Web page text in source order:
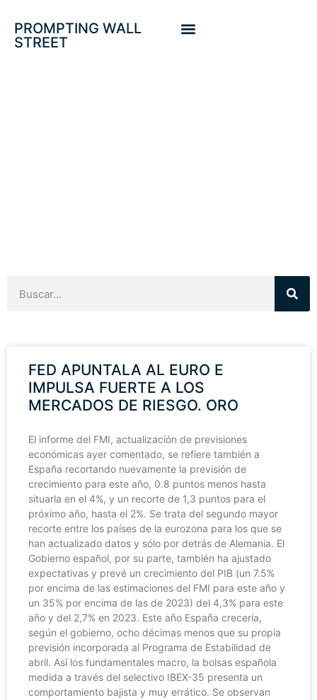
PROMPTING WALL
STREET
FED APUNTALA AL EURO E
IMPULSA FUERTE A LOS
MERCADOS DE RIESGO. ORO
El informe del FMI, actualización de previsiones
económicas ayer comentado, se refiere también a
España recortando nuevamente la previsión de
crecimiento para este año, 0.8 puntos menos hasta
situarla en el 4%, y un recorte de 1,3 puntos para el
próximo año, hasta el 2%. Se trata del segundo mayor
recorte entre los países de la eurozona para los que se
han actualizado datos y sólo por detrás de Alemania. El
Gobierno español, por su parte, también ha ajustado
expectativas y prevé un crecimiento del PIB (un 7.5%
por encima de las estimaciones del FMI para este año y
un 35% por encima de las de 2023) del 4,3% para este
año y del 2,7% en 2023. Este año España crecería,
según el gobierno, ocho décimas menos que su propia
previsión incorporada al Programa de Estabilidad de
abril. Así los fundamentales macro, la bolsas española
medida a través del selectivo IBEX-35 presenta un
comportamiento bajista y muy errático. Se observan